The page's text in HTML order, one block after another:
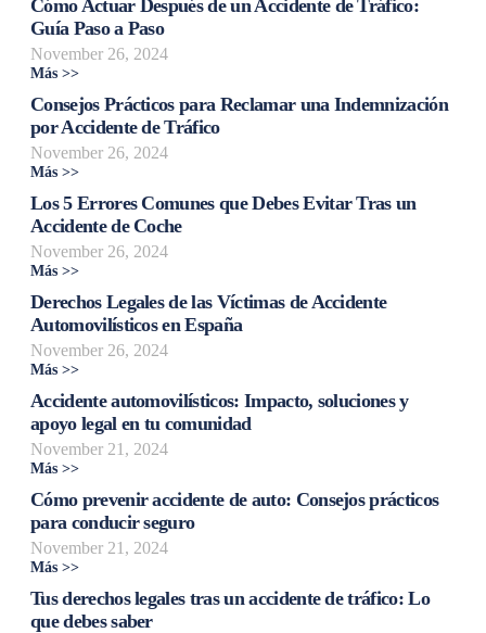
Cómo Actuar Después de un Accidente de Tráfico:
Guía Paso a Paso
November 26, 2024
Más >>
Consejos Prácticos para Reclamar una Indemnización
por Accidente de Tráfico
November 26, 2024
Más >>
Los 5 Errores Comunes que Debes Evitar Tras un
Accidente de Coche
November 26, 2024
Más >>
Derechos Legales de las Víctimas de Accidente
Automovilísticos en España
November 26, 2024
Más >>
Accidente automovilísticos: Impacto, soluciones y
apoyo legal en tu comunidad
November 21, 2024
Más >>
Cómo prevenir accidente de auto: Consejos prácticos
para conducir seguro
November 21, 2024
Más >>
Tus derechos legales tras un accidente de tráfico: Lo
que debes saber